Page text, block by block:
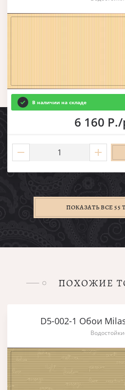
В наличии на складе
6 160
ПОКАЗАТЬ ВСЕ 55
ПОХОЖИЕ
D5-002-1 Обои